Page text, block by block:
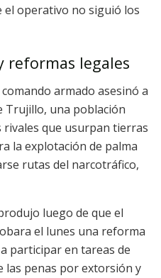
el operativo no siguió los
reformas legales
armado asesinó a
Trujillo, una población
rivales que usurpan tierras
la explotación de palma
rutas del narcotráfico,
luego de que el
el lunes una reforma
participar en tareas de
las penas por extorsión y